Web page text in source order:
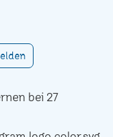
bei 27